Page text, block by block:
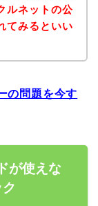
ルネットの公
てみるといい
の問題を今す
が使えな